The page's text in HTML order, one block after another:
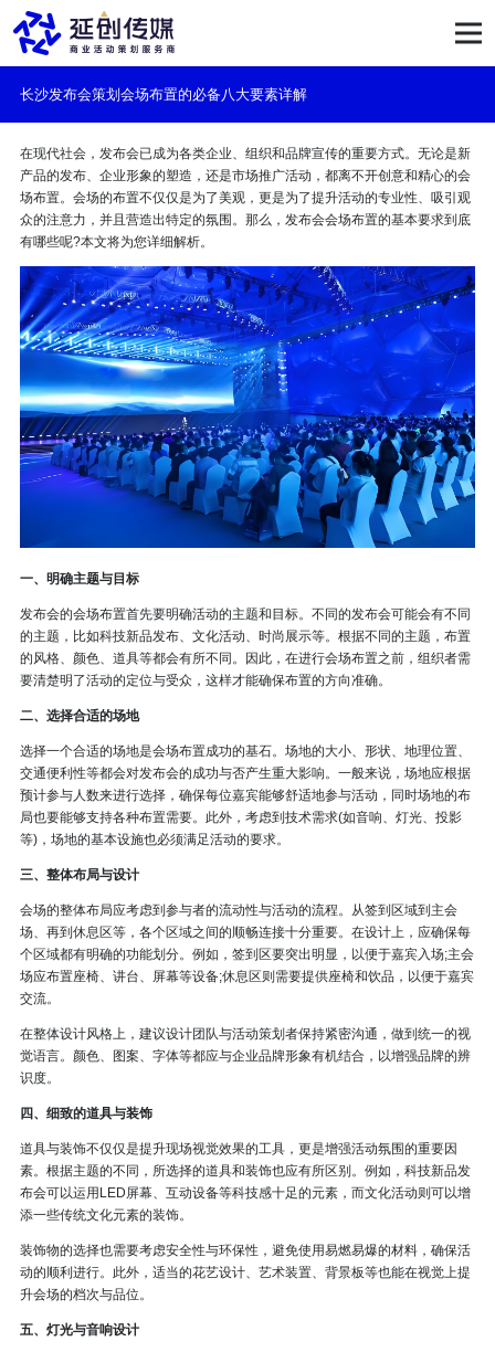
长沙发布会策划会场布置的必备八大要素详解
在现代社会，发布会已成为各类企业、组织和品牌宣传的重要方式。无论是新
产品的发布、企业形象的塑造，还是市场推广活动，都离不开创意和精心的会
场布置。会场的布置不仅仅是为了美观，更是为了提升活动的专业性、吸引观
众的注意力，并且营造出特定的氛围。那么，发布会会场布置的基本要求到底
有哪些呢?本文将为您详细解析。
一、明确主题与目标
发布会的会场布置首先要明确活动的主题和目标。不同的发布会可能会有不同
的主题，比如科技新品发布、文化活动、时尚展示等。根据不同的主题，布置
的风格、颜色、道具等都会有所不同。因此，在进行会场布置之前，组织者需
要清楚明了活动的定位与受众，这样才能确保布置的方向准确。
二、选择合适的场地
选择一个合适的场地是会场布置成功的基石。场地的大小、形状、地理位置、
交通便利性等都会对发布会的成功与否产生重大影响。一般来说，场地应根据
预计参与人数来进行选择，确保每位嘉宾能够舒适地参与活动，同时场地的布
局也要能够支持各种布置需要。此外，考虑到技术需求(如音响、灯光、投影
等)，场地的基本设施也必须满足活动的要求。
三、整体布局与设计
会场的整体布局应考虑到参与者的流动性与活动的流程。从签到区域到主会
场、再到休息区等，各个区域之间的顺畅连接十分重要。在设计上，应确保每
个区域都有明确的功能划分。例如，签到区要突出明显，以便于嘉宾入场;主会
场应布置座椅、讲台、屏幕等设备;休息区则需要提供座椅和饮品，以便于嘉宾
交流。
在整体设计风格上，建议设计团队与活动策划者保持紧密沟通，做到统一的视
觉语言。颜色、图案、字体等都应与企业品牌形象有机结合，以增强品牌的辨
识度。
四、细致的道具与装饰
道具与装饰不仅仅是提升现场视觉效果的工具，更是增强活动氛围的重要因
素。根据主题的不同，所选择的道具和装饰也应有所区别。例如，科技新品发
布会可以运用LED屏幕、互动设备等科技感十足的元素，而文化活动则可以增
添一些传统文化元素的装饰。
装饰物的选择也需要考虑安全性与环保性，避免使用易燃易爆的材料，确保活
动的顺利进行。此外，适当的花艺设计、艺术装置、背景板等也能在视觉上提
升会场的档次与品位。
五、灯光与音响设计